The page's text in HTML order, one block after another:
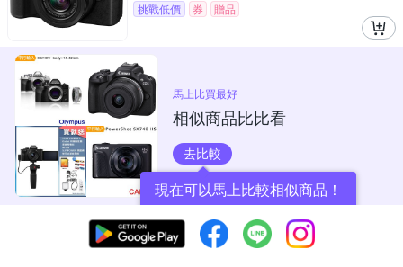
挑戰低價
券 贈品
馬上比買最好
相似商品比比看
去比較
現在可以馬上比較相似商品！